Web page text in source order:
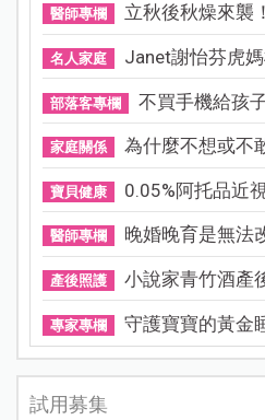
醫師專欄 立秋後秋燥來襲
名人家庭 Janet謝怡芬虎
部落客專欄 不買手機給孩
家庭關係 為什麼不想或不
寶貝健康 0.05%阿托品近
醫師專欄 晚婚晚育是無法
產後照護 小說家青竹酒產
專家專欄 守護寶寶的黃金
試用募集